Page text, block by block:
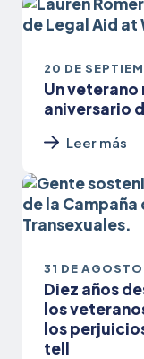
20 DE
Un
aniversario
Leer más
31 DE
Diez años
los
los
tell